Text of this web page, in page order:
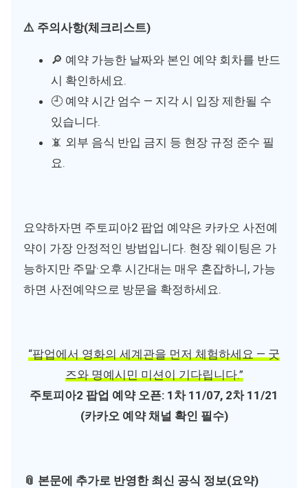
⚠️ 주의사항(체크리스트)
🔎 예약 가능한 날짜와 본인 예약 회차를 반드
시 확인하세요.
🕘 예약 시간 엄수 — 지각 시 입장 제한될 수
있습니다.
📵 외부 음식 반입 금지 등 현장 규정 준수 필
요.
요약하자면 주토피아2 팝업 예약은 카카오 사전예
약이 가장 안정적인 방법입니다. 현장 웨이팅은 가
능하지만 주말·오후 시간대는 매우 혼잡하니, 가능
하면 사전예약으로 방문을 확정하세요.
“팝업에서 영화의 세계관을 먼저 체험하세요 — 굿
즈와 명예시민 미션이 기다립니다.”
주토피아2 팝업 예약 오픈: 1차 11/07, 2차 11/21
(카카오 예약 채널 확인 필수)
📎 본문에 추가로 반영한 최신 공식 정보(요약)